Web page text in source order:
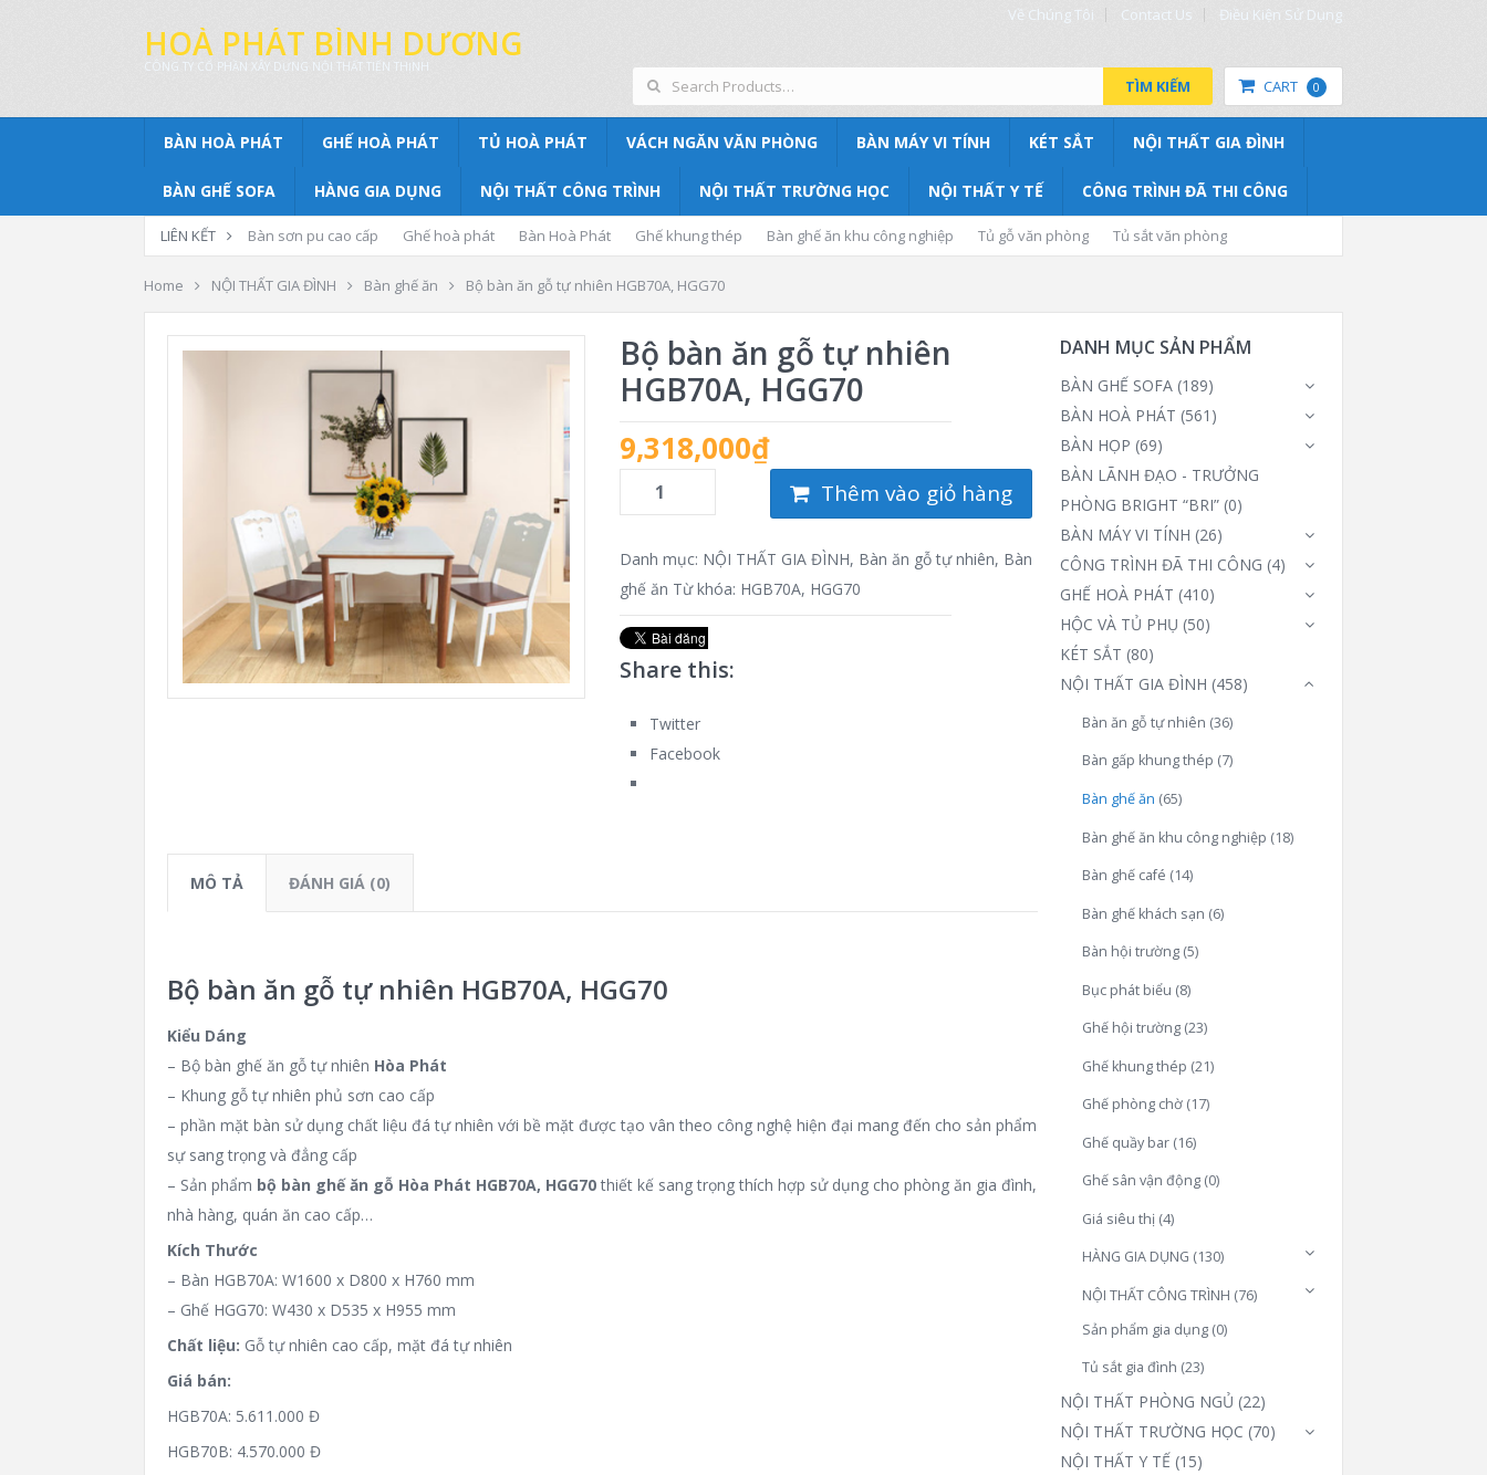
Về Chúng Tôi Contact Us Điều Kiện Sử Dụng
HOÀ PHÁT BÌNH DƯƠNG
CÔNG TY CỔ PHẦN XÂY DỰNG NỘI THẤT TIẾN THỊNH
CART 0
TÌM KIẾM
BÀN HOÀ PHÁT GHẾ HOÀ PHÁT TỦ HOÀ PHÁT VÁCH NGĂN VĂN PHÒNG BÀN MÁY VI TÍNH KÉT SẮT NỘI THẤT GIA ĐÌNH
BÀN GHẾ SOFA HÀNG GIA DỤNG NỘI THẤT CÔNG TRÌNH NỘI THẤT TRƯỜNG HỌC NỘI THẤT Y TẾ CÔNG TRÌNH ĐÃ THI CÔNG
LIÊN KẾT Bàn sơn pu cao cấp Ghế hoà phát Bàn Hoà Phát Ghế khung thép Bàn ghế ăn khu công nghiệp Tủ gỗ văn phòng Tủ sắt văn phòng
Home NỘI THẤT GIA ĐÌNH Bàn ghế ăn Bộ bàn ăn gỗ tự nhiên HGB70A, HGG70
Bộ bàn ăn gỗ tự nhiên
HGB70A, HGG70
9,318,000₫
Thêm vào giỏ hàng
Danh mục: NỘI THẤT GIA ĐÌNH, Bàn ăn gỗ tự nhiên, Bàn
ghế ăn Từ khóa: HGB70A, HGG70
Share this:
Twitter
Facebook
MÔ TẢ ĐÁNH GIÁ (0)
Bộ bàn ăn gỗ tự nhiên HGB70A, HGG70
Kiểu Dáng
– Bộ bàn ghế ăn gỗ tự nhiên Hòa Phát
– Khung gỗ tự nhiên phủ sơn cao cấp
– phần mặt bàn sử dụng chất liệu đá tự nhiên với bề mặt được tạo vân theo công nghệ hiện đại mang đến cho sản phẩm
sự sang trọng và đẳng cấp
– Sản phẩm bộ bàn ghế ăn gỗ Hòa Phát HGB70A, HGG70thiết kế sang trọng thích hợp sử dụng cho phòng ăn gia đình,
nhà hàng, quán ăn cao cấp…
Kích Thước
– Bàn HGB70A: W1600 x D800 x H760 mm
– Ghế HGG70: W430 x D535 x H955 mm
Chất liệu: Gỗ tự nhiên cao cấp, mặt đá tự nhiên
Giá bán:
HGB70A: 5.611.000 Đ
HGB70B: 4.570.000 Đ
DANH MỤC SẢN PHẨM
BÀN GHẾ SOFA (189)
BÀN HOÀ PHÁT (561)
BÀN HỌP (69)
BÀN LÃNH ĐẠO - TRƯỞNG
PHÒNG BRIGHT “BRI” (0)
BÀN MÁY VI TÍNH (26)
CÔNG TRÌNH ĐÃ THI CÔNG (4)
GHẾ HOÀ PHÁT (410)
HỘC VÀ TỦ PHỤ (50)
KÉT SẮT (80)
NỘI THẤT GIA ĐÌNH (458)
Bàn ăn gỗ tự nhiên (36)
Bàn gấp khung thép (7)
Bàn ghế ăn (65)
Bàn ghế ăn khu công nghiệp (18)
Bàn ghế café (14)
Bàn ghế khách sạn (6)
Bàn hội trường (5)
Bục phát biểu (8)
Ghế hội trường (23)
Ghế khung thép (21)
Ghế phòng chờ (17)
Ghế quầy bar (16)
Ghế sân vận động (0)
Giá siêu thị (4)
HÀNG GIA DỤNG (130)
NỘI THẤT CÔNG TRÌNH (76)
Sản phẩm gia dụng (0)
Tủ sắt gia đình (23)
NỘI THẤT PHÒNG NGỦ (22)
NỘI THẤT TRƯỜNG HỌC (70)
NỘI THẤT Y TẾ (15)